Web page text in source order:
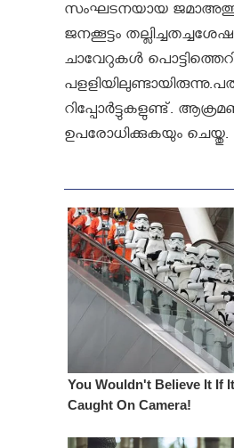
സംഘടനയായ
ജനക്കൂട്ടം
ചാവേറുകള്‍
റിപ്പോർട്ടുകളുണ്ട്.
ഉപരോധിക്കുകയും ചെയ്തു.